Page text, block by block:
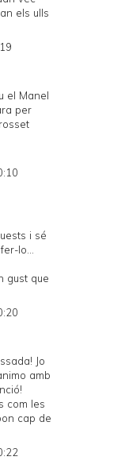
els ulls
el Manel
per
i sé
lo...
gust que
Jo
amb
com les
cap de